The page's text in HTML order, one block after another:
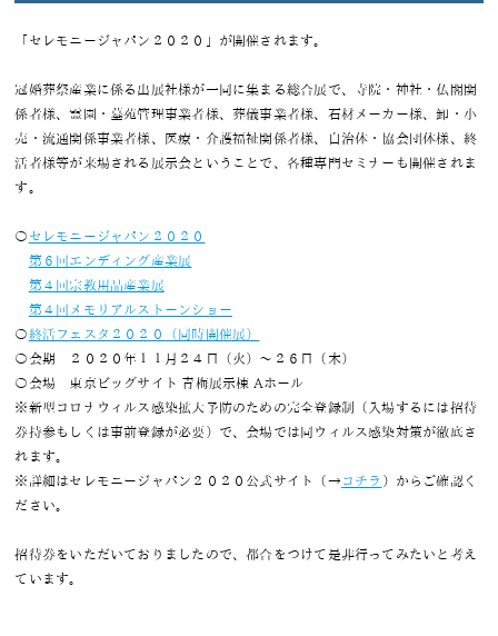
「セレモニージャパン２０２０」が開催されます。
冠婚葬祭産業に係る出展社様が一同に集まる総合展で、寺院・神社・仏閣関
係者様、霊園・墓苑管理事業者様、葬儀事業者様、石材メーカー様、卸・小
売・流通関係事業者様、医療・介護福祉関係者様、自治体・協会団体様、終
活者様等が来場される展示会ということで、各種専門セミナーも開催されま
す。
〇 セレモニージャパン２０２０
第６回エンディング産業展
第４回宗教用品産業展
第４回メモリアルストーンショー
〇終活フェスタ２０２０（同時開催展）
〇会期 ２０２０年１１月２４日（火）～２６日（木）
〇会場 東京ビッグサイト 青梅展示棟 Aホール
※新型コロナウィルス感染拡大予防のための完全登録制（入場するには招待
券持参もしくは事前登録が必要）で、会場では同ウィルス感染対策が徹底さ
れます。
※詳細はセレモニージャパン２０２０公式サイト（→ コチラ ）からご確認く
ださい。
招待券をいただいておりましたので、都合をつけて是非行ってみたいと考え
ています。